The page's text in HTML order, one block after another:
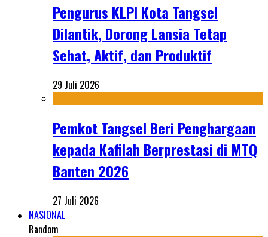
Pengurus KLPI Kota Tangsel
Dilantik, Dorong Lansia Tetap
Sehat, Aktif, dan Produktif
29 Juli 2026
Pemkot Tangsel Beri Penghargaan
kepada Kafilah Berprestasi di MTQ
Banten 2026
27 Juli 2026
NASIONAL
Random